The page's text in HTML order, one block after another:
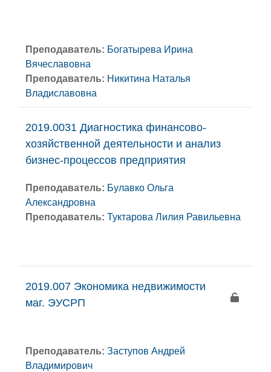
Преподаватель: Богатырева Ирина
Вячеславовна
Преподаватель: Никитина Наталья
Владиславовна
2019.0031 Диагностика финансово-
хозяйственной деятельности и анализ
бизнес-процессов предприятия
Преподаватель: Булавко Ольга
Александровна
Преподаватель: Туктарова Лилия Равильевна
2019.007 Экономика недвижимости
маг. ЭУСРП
Преподаватель: Заступов Андрей
Владимирович